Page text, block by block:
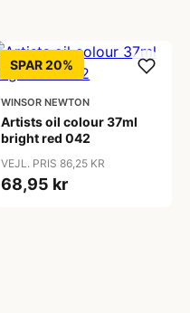
SPAR 20%
WINSOR NEWTON
Artists oil colour 37ml
bright red 042
VEJL. PRIS 86,25 KR
68,95 kr